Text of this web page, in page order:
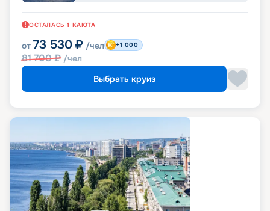
ОСТАЛАСЬ 1 КАЮТА
от 73 530 ₽ /чел
81 700₽ /чел
+1 000
Выбрать круиз